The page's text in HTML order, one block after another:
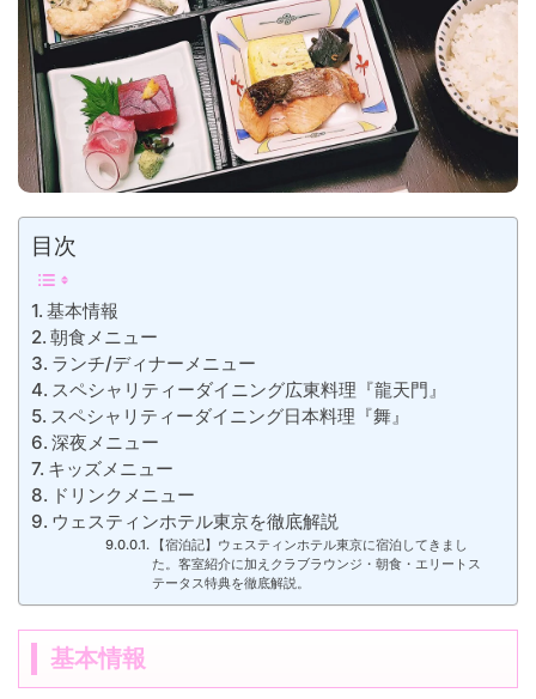
目次
基本情報
朝食メニュー
ランチ/ディナーメニュー
スペシャリティーダイニング広東料理『龍天門』
スペシャリティーダイニング日本料理『舞』
深夜メニュー
キッズメニュー
ドリンクメニュー
ウェスティンホテル東京を徹底解説
【宿泊記】ウェスティンホテル東京に宿泊してきまし
た。客室紹介に加えクラブラウンジ・朝食・エリートス
テータス特典を徹底解説。
基本情報